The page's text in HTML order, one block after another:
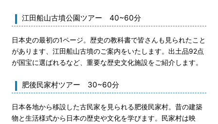
江田船山古墳公園ツアー 40~60分
日本史の最初の1ページ。歴史の教科書で皆さんも見られたこと
があります、江田船山古墳のご案内をいたします。出土品92点
が国宝に選ばれるなど、重要な歴史文化施設をご紹介します。
肥後民家村ツアー 30~60分
日本各地から移設した古民家を見られる肥後民家村。昔の建築
物と生活様式から日本の歴史や文化を学びます。民家村は映